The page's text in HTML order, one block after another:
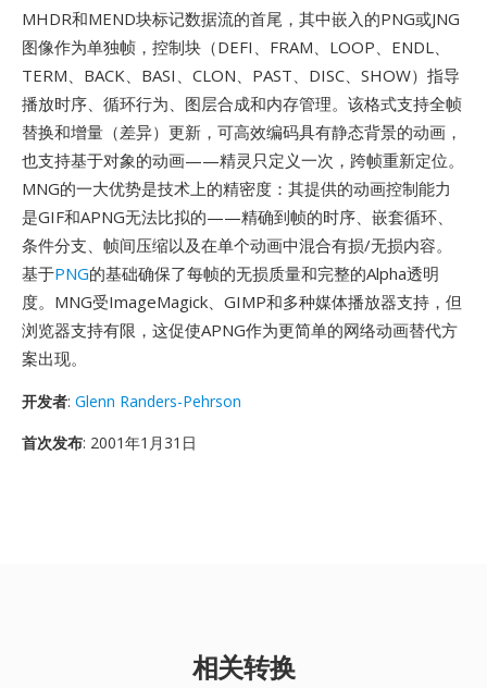
MHDR和MEND块标记数据流的首尾，其中嵌入的PNG或JNG
图像作为单独帧，控制块（DEFI、FRAM、LOOP、ENDL、
TERM、BACK、BASI、CLON、PAST、DISC、SHOW）指导
播放时序、循环行为、图层合成和内存管理。该格式支持全帧
替换和增量（差异）更新，可高效编码具有静态背景的动画，
也支持基于对象的动画——精灵只定义一次，跨帧重新定位。
MNG的一大优势是技术上的精密度：其提供的动画控制能力
是GIF和APNG无法比拟的——精确到帧的时序、嵌套循环、
条件分支、帧间压缩以及在单个动画中混合有损/无损内容。
基于PNG的基础确保了每帧的无损质量和完整的Alpha透明
度。MNG受ImageMagick、GIMP和多种媒体播放器支持，但
浏览器支持有限，这促使APNG作为更简单的网络动画替代方
案出现。
开发者: Glenn Randers-Pehrson
首次发布: 2001年1月31日
相关转换